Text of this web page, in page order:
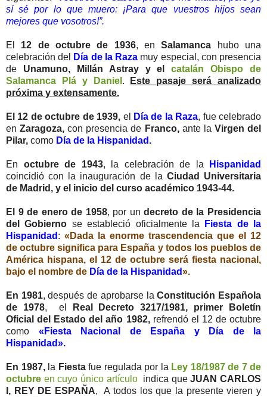
sí sé por lo que muero: ¡Para que vuestros hijos sean
mejores que vosotros!”.
El 12 de octubre de 1936, enSalamanca
hubo una
celebración del
Día de la Raza muy especial, con presencia
de Unamuno, Millán Astray y elcatalán Obispo de
Salamanca Plá y Daniel .
Este pasaje será analizado
próxima y extensamente.
El 12 de octubre de 1939, el Día de la Raza, fue celebrado
enZaragoza, con presencia de Franco, ante la Virgen del
Pilar, como Día de la Hispanidad.
En octubre de 1943, la celebración de la
Hispanidad
coincidió con la inauguración de la Ciudad Universitaria
de Madrid, y el inicio del curso académico 1943-44.
El 9 de enero de 1958, por undecreto de la Presidencia
del Gobierno se estableció oficialmente la
Fiesta de la
Hispanidad : «Dada la enorme trascendencia que el 12
de octubre significa para España y todos los pueblos de
América hispana, el 12 de octubre será fiesta nacional,
bajo el nombre de Día de la Hispanidad».
En 1981, después de aprobarse laConstitución Española
de 1978, el
Real Decreto 3217/1981, primer Boletín
Oficial del Estado del año 1982,refrendó el 12 de octubre
como «Fiesta Nacional de España y Día de la
Hispanidad».
En 1987,la Fiestafue regulada por la Ley 18/1987 de 7 de
octubre en cuyo único artículo indica queJUAN CARLOS
I, REY DE ESPAÑA, A todos los que la presente vieren y